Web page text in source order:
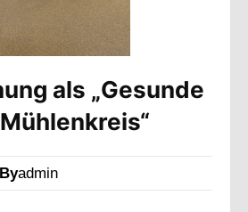
als „Gesunde
Byadmin